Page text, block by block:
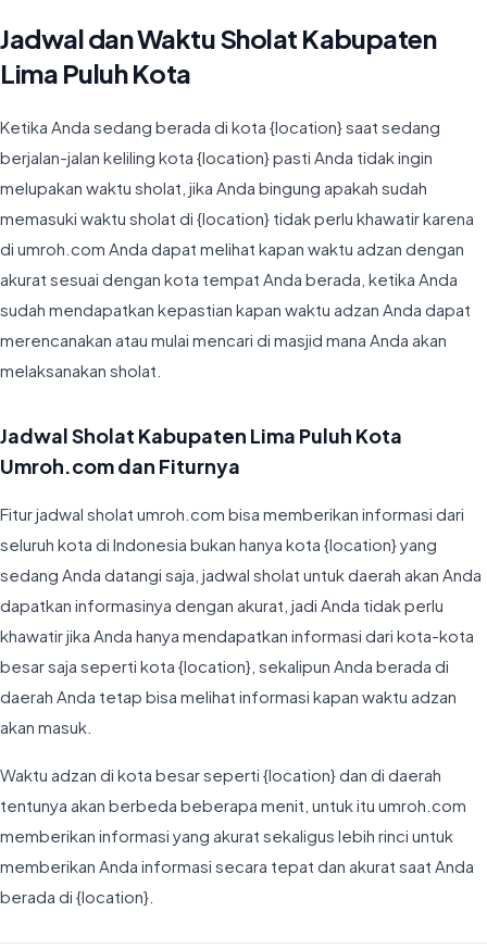
Jadwal dan Waktu Sholat Kabupaten
Lima Puluh Kota
Ketika Anda sedang berada di kota {location} saat sedang
berjalan-jalan keliling kota {location} pasti Anda tidak ingin
melupakan waktu sholat, jika Anda bingung apakah sudah
memasuki waktu sholat di {location} tidak perlu khawatir karena
di umroh.com Anda dapat melihat kapan waktu adzan dengan
akurat sesuai dengan kota tempat Anda berada, ketika Anda
sudah mendapatkan kepastian kapan waktu adzan Anda dapat
merencanakan atau mulai mencari di masjid mana Anda akan
melaksanakan sholat.
Jadwal Sholat Kabupaten Lima Puluh Kota
Umroh.com dan Fiturnya
Fitur jadwal sholat umroh.com bisa memberikan informasi dari
seluruh kota di Indonesia bukan hanya kota {location} yang
sedang Anda datangi saja, jadwal sholat untuk daerah akan Anda
dapatkan informasinya dengan akurat, jadi Anda tidak perlu
khawatir jika Anda hanya mendapatkan informasi dari kota-kota
besar saja seperti kota {location}, sekalipun Anda berada di
daerah Anda tetap bisa melihat informasi kapan waktu adzan
akan masuk.
Waktu adzan di kota besar seperti {location} dan di daerah
tentunya akan berbeda beberapa menit, untuk itu umroh.com
memberikan informasi yang akurat sekaligus lebih rinci untuk
memberikan Anda informasi secara tepat dan akurat saat Anda
berada di {location}.